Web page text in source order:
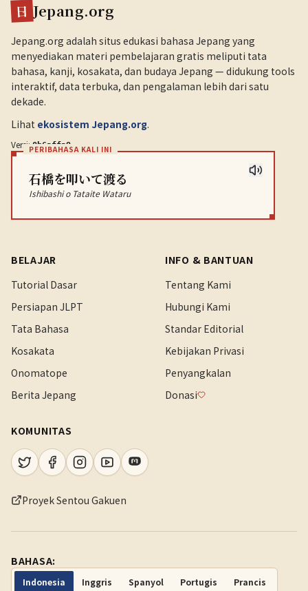
日 Jepang.org
Jepang.org adalah situs edukasi bahasa Jepang yang
menyediakan materi pembelajaran gratis meliputi tata
bahasa, kanji, kosakata, dan budaya Jepang — didukung tools
interaktif, data terbuka, dan pengalaman lebih dari satu
dekade.
Lihat ekosistem Jepang.org.
Versi:0b6affa9.
PERIBAHASA KALI INI
石橋を叩いて渡る
Ishibashi o Tataite Wataru
BELAJAR
Tutorial Dasar
Persiapan JLPT
Tata Bahasa
Kosakata
Onomatope
Berita Jepang
INFO & BANTUAN
Tentang Kami
Hubungi Kami
Standar Editorial
Kebijakan Privasi
Penyangkalan
Donasi
KOMUNITAS
Proyek Sentou Gakuen
BAHASA:
Indonesia Inggris Spanyol Portugis Prancis